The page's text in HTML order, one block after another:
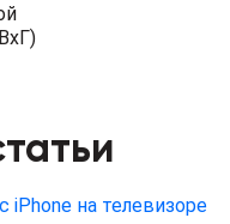
на телевизоре